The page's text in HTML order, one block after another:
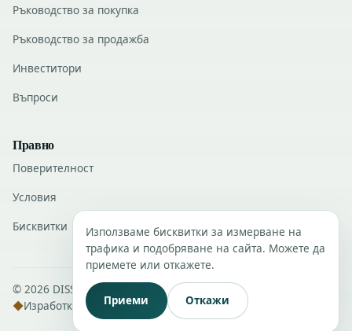
Ръководство за покупка
Ръководство за продажба
Инвеститори
Въпроси
Правно
Поверителност
Условия
Бисквитки
© 2026 DISSANS Real Estate · Всички права запазени.
◆Изработка DISSANS Digital
Използваме бисквитки за измерване на
трафика и подобряване на сайта. Можете да
приемете или откажете.
Приеми Откажи